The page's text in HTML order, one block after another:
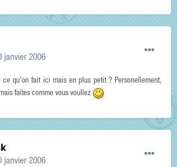
janvier 2006
ce qu'on fait ici mais en plus petit ? Personellement,
faites comme vous voullez
janvier 2006